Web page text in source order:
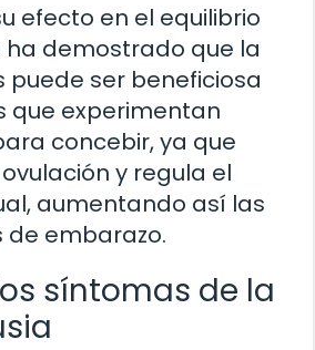
efecto en el equilibrio
ha demostrado que la
puede ser beneficiosa
que experimentan
concebir, ya que
y regula el
aumentando así las
de embarazo.
síntomas de la